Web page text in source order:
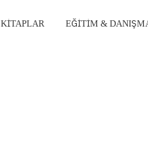
KITAPLAR EĞITIM &